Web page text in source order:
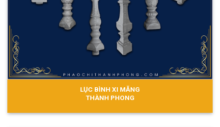
LỤC BÌNH XI MĂNG
THÀNH PHONG